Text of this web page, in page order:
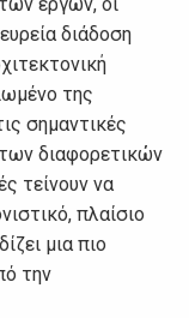
διάδοση
της
σημαντικές
διαφορετικών
τείνουν να
πλαίσιο
μια πιο
την